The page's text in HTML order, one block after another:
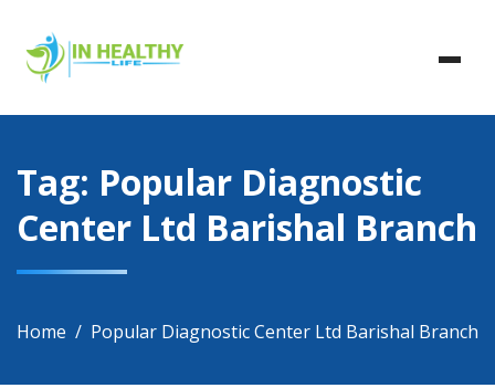
content
In Healthy Life
In Healthy Life, Healthy Life, Health Life, Doctor List,
Doctor Listing
Tag: Popular Diagnostic
Center Ltd Barishal Branch
Home Popular Diagnostic Center Ltd Barishal Branch